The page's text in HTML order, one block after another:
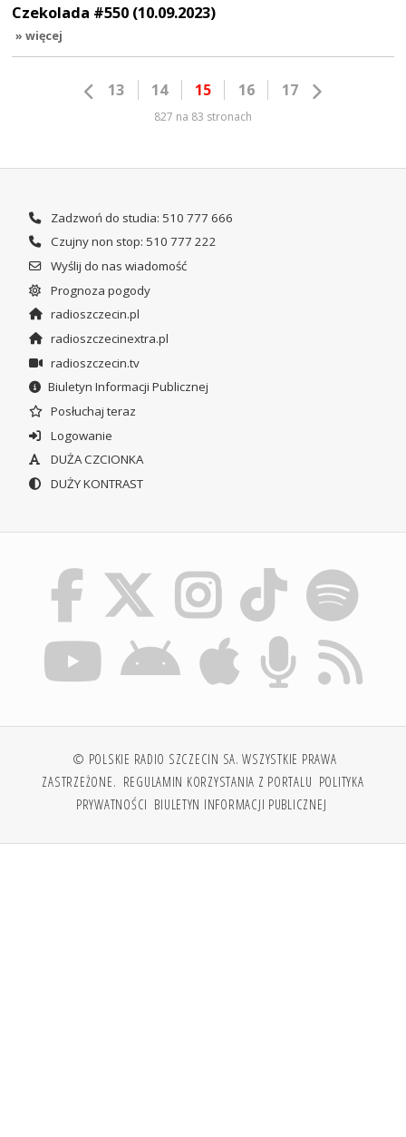
Czekolada #550 (10.09.2023)
» więcej
13 14 15 16 17
827 na 83 stronach
Zadzwoń do studia: 510 777 666
Czujny non stop: 510 777 222
Wyślij do nas wiadomość
Prognoza pogody
radioszczecin.pl
radioszczecinextra.pl
radioszczecin.tv
Biuletyn Informacji Publicznej
Posłuchaj teraz
Logowanie
DUŻA CZCIONKA
DUŻY KONTRAST
© POLSKIE RADIO SZCZECIN SA. WSZYSTKIE PRAWA
ZASTRZEŻONE. REGULAMIN KORZYSTANIA Z PORTALU POLITYKA
PRYWATNOŚCI BIULETYN INFORMACJI PUBLICZNEJ